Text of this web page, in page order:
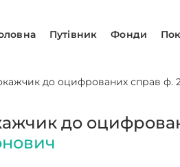
Путівник Фонди
до оцифрованих справ ф.
до